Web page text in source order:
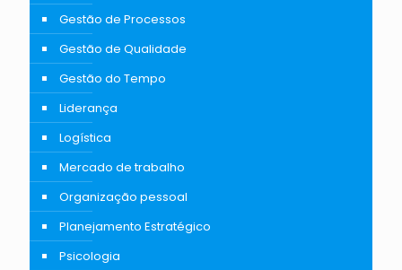
Gestão de Processos
Gestão de Qualidade
Gestão do Tempo
Liderança
Logística
Mercado de trabalho
Organização pessoal
Planejamento Estratégico
Psicologia